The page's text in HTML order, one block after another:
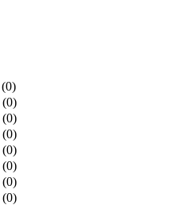
(0)
(0)
(0)
(0)
(0)
(0)
(0)
(0)